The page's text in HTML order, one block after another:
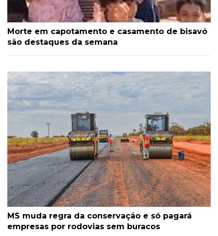
Morte em capotamento e casamento de bisavó
são destaques da semana
MS muda regra da conservação e só pagará
empresas por rodovias sem buracos